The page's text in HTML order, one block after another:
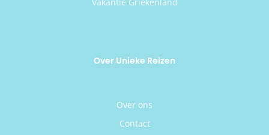
Vakantie Griekenland
Over Unieke Reizen
Over ons
Contact